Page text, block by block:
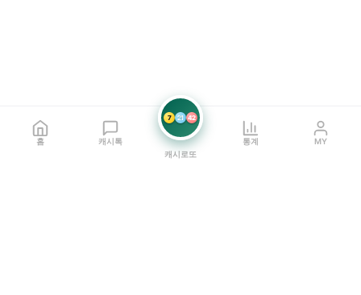
홈 캐시톡
7 21 42
캐시로또
통계 MY